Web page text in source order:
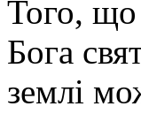
Того, що
Бога
землі